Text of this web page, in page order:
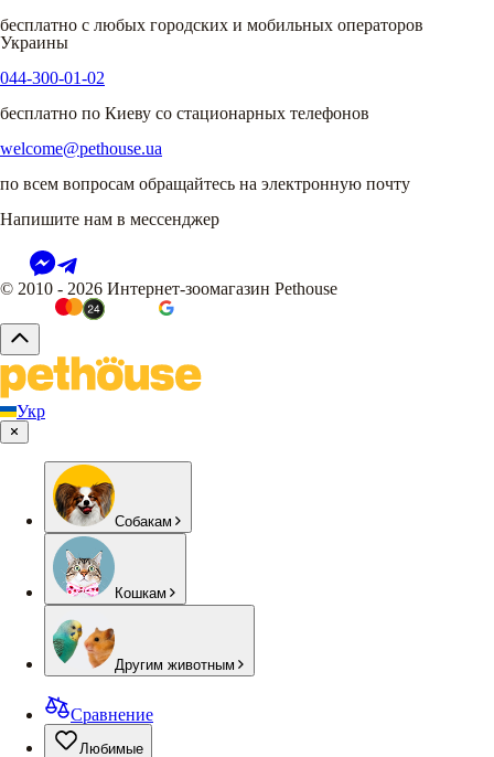
бесплатно с любых городских и мобильных операторов
Украины
044-300-01-02
бесплатно по Киеву со стационарных телефонов
welcome@pethouse.ua
по всем вопросам обращайтесь на электронную почту
Напишите нам в мессенджер
© 2010 - 2026 Интернет-зоомагазин Pethouse
Укр
Собакам
Кошкам
Другим животным
Сравнение
Любимые